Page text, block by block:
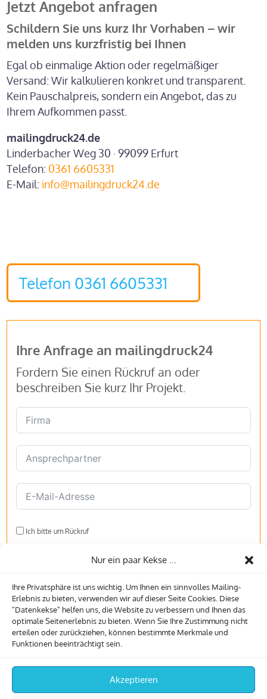
Nur ein paar Kekse ...
Ihre Privatsphäre ist uns wichtig. Um Ihnen ein sinnvolles Mailing-
Erlebnis zu bieten, verwenden wir auf dieser Seite Cookies. Diese
"Datenkekse" helfen uns, die Website zu verbessern und Ihnen das
optimale Seitenerlebnis zu bieten. Wenn Sie Ihre Zustimmung nicht
erteilen oder zurückziehen, können bestimmte Merkmale und
Funktionen beeinträchtigt sein.
Akzeptieren
Jetzt Angebot anfragen
Schildern Sie uns kurz Ihr Vorhaben – wir
melden uns kurzfristig bei Ihnen
Egal ob einmalige Aktion oder regelmäßiger
Versand: Wir kalkulieren konkret und transparent.
Kein Pauschalpreis, sondern ein Angebot, das zu
Ihrem Aufkommen passt.
mailingdruck24.de
Linderbacher Weg 30 · 99099 Erfurt
Telefon: 0361 6605331
E-Mail: info@mailingdruck24.de
Telefon 0361 6605331
Ihre Anfrage an mailingdruck24
Fordern Sie einen Rückruf an oder
beschreiben Sie kurz Ihr Projekt.
Ich bitte um Rückruf
Datenschutz
Ich willige ein, dass meine Daten für Kontaktaufnahme und
Lettershop genutzt werden. Details auf unserer Datenschutzseite.